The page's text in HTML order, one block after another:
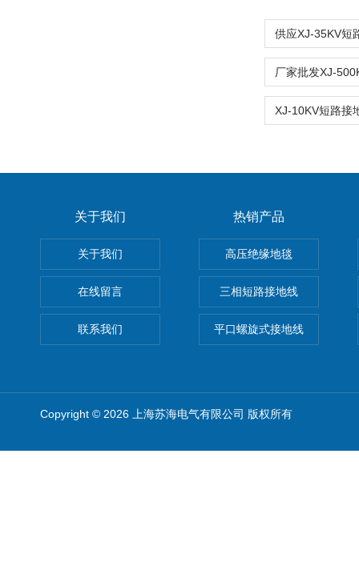
关于我们
关于我们
在线留言
联系我们
热销产品
高压绝缘地毯
三相短路接地线
平口螺旋式接地线
Copyright © 2026 上海苏海电气有限公司 版权所有